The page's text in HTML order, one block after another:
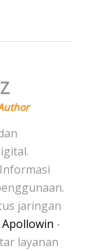
jaringan
-
layanan